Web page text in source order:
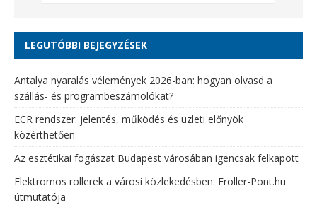
LEGUTÓBBI BEJEGYZÉSEK
Antalya nyaralás vélemények 2026-ban: hogyan olvasd a
szállás- és programbeszámolókat?
ECR rendszer: jelentés, működés és üzleti előnyök
közérthetően
Az esztétikai fogászat Budapest városában igencsak felkapott
Elektromos rollerek a városi közlekedésben: Eroller-Pont.hu
útmutatója